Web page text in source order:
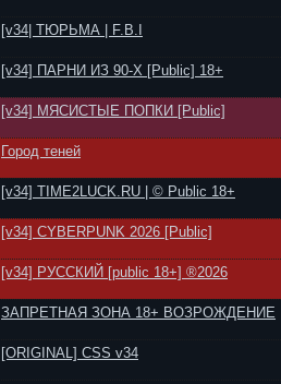
[v34| ТЮРЬМА | F.B.I
[v34] ПАРНИ ИЗ 90-Х [Public] 18+
[v34] МЯСИСТЫЕ ПОПКИ [Public]
Город теней
[v34] TIME2LUCK.RU | © Public 18+
[v34] CYBERPUNK 2026 [Public]
[v34] РУССКИЙ [public 18+] ®2026
ЗАПРЕТНАЯ ЗОНА 18+ ВОЗРОЖДЕНИЕ
[ORIGINAL] CSS v34